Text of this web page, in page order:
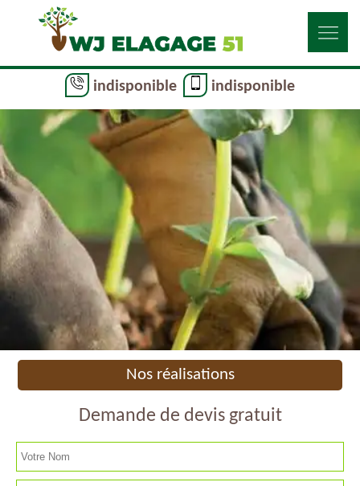
indisponible indisponible
Nos réalisations
Demande de devis gratuit